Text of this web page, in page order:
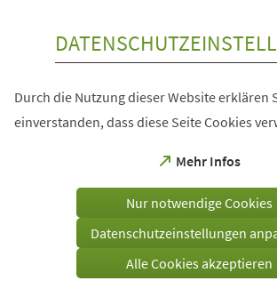
Durch die Nutzung dieser Website erklären
einverstanden, dass diese Seite Cookies
Mehr Infos
(Öffnet
einem
Tab)
Nur notwendige Cookies
Datenschutzeinstellungen
Alle Cookies akzeptieren